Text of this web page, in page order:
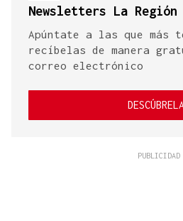
Newsletters La Región
Apúntate a las que más
recíbelas de manera
correo electrónico